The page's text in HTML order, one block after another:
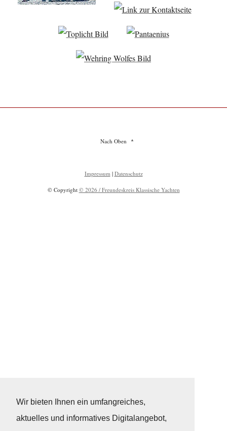
Wir bieten Ihnen ein umfangreiches,
aktuelles und informatives Digitalangebot,
Nach Oben
Impressum | Datenschutz
© Copyright © 2026 / Freundeskreis Klassische Yachten